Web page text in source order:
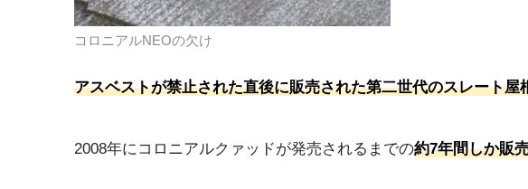
コロニアルNEOの欠け
アスベストが禁止された直後に販売された第二世代のスレート屋
2008年にコロニアルクァッドが発売されるまでの約7年間しか販